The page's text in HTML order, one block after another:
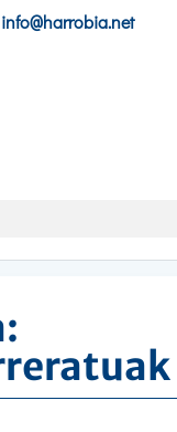
info@harrobia.net